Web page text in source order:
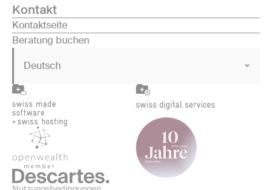
Kontakt
Kontaktseite
Beratung buchen
Deutsch